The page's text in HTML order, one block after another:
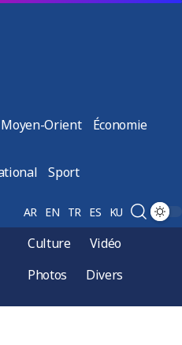
Moyen-Orient Économie
Sport
AR EN TR ES KU
Culture
Vidéo
Photos
Divers